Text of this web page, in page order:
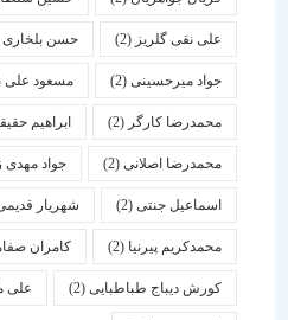
علی نقی گلریز(2) حسن بلخاری(2)
جواد میرحسینی(2) مسعود علی نژاد(2)
محمدرضا کارگر(2) ابراهیم حقیقی(2)
محمدرضا اصلانی(2) جواد مهدی زاده(2)
اسماعیل جنتی(2) شهریار قدیمی(2)
محمدکریم پیرنیا (2) کامران صفامنش(2)
کورش دیباج طباطبایی(2) علی ملکی(2)